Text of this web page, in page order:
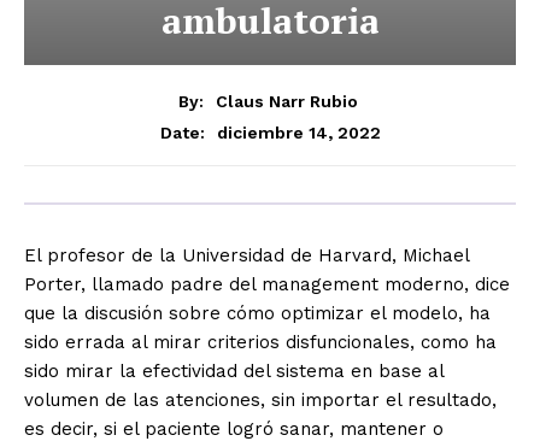
ambulatoria
By:
Claus Narr Rubio
Date:
diciembre 14, 2022
El profesor de la Universidad de Harvard, Michael
Porter, llamado padre del management moderno, dice
que la discusión sobre cómo optimizar el modelo, ha
sido errada al mirar criterios disfuncionales, como ha
sido mirar la efectividad del sistema en base al
volumen de las atenciones, sin importar el resultado,
es decir, si el paciente logró sanar, mantener o